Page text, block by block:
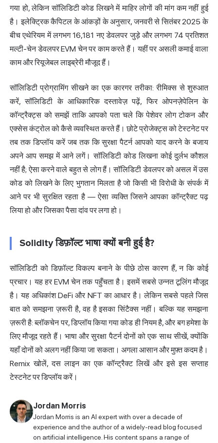
गया हो, लेकिन सॉलिडिटी कोड लिखने में माहिर लोगों की मांग कम नहीं हुई
है।इलेक्ट्रिक कैपिटल केआंकड़ों के अनुसार, जनवरी से सितंबर 2025 के
बीच एथेरियम में लगभग 16,181 नए डेवलपर जुड़े और लगभग 74 प्रतिशत
मल्टी-चेन डेवलपर EVM चेन पर काम करते हैं। यहीं पर असली कमाई वाला
काम और रियूजेबल लाइब्रेरी मौजूद हैं।
सॉलिडिटी प्रोग्रामिंग सीखने का एक कारगर तरीका: रीमिक्स से शुरुआत
करें, सॉलिडिटी के आधिकारिक दस्तावेज़ पढ़ें, फिर ओपनज़ेपेलिन के
कॉन्ट्रैक्ट्स को समझें ताकि आपको पता चले कि पेशेवर लोग टोकन और
एक्सेस कंट्रोल को कैसे व्यवस्थित करते हैं। छोटे प्रोजेक्ट्स को टेस्टनेट पर
तब तक डिप्लॉय करें जब तक कि सुरक्षा पैटर्न आपको याद करने के बजाय
अपने आप समझ में आने लगें। सॉलिडिटी कोड लिखना कोई दुर्लभ कौशल
नहीं है; ऐसा करने वाले बहुत से लोग हैं। सॉलिडिटी डेवलपर को असल में उस
कोड को लिखने के लिए भुगतान मिलता है जो किसी भी विरोधी के संपर्क में
आने पर भी सुरक्षित रहता है — ऐसा व्यक्ति जिसने आपका कॉन्ट्रैक्ट पढ़
लिया हो और जिसका पैसा दांव पर लगा हो।
Solidity डिफ़ॉल्ट भाषा क्यों बनी हुई है?
सॉलिडिटी को डिफ़ॉल्ट विकल्प बनाने के पीछे ठोस कारण हैं, न कि कोई
प्रचार। यह हर EVM चेन तक पहुँचता है। इसमें सबसे उन्नत टूलिंग मौजूद
है। यह अधिकांश DeFi और NFT का आधार है। लेकिन सबसे पहले जिस
बात को समझना ज़रूरी है, वह है इसका सिंटैक्स नहीं। बल्कि यह समझना
ज़रूरी है: ब्लॉकचेन पर, डिप्लॉय किया गया कोड ही नियम है, और बग हमेशा के
लिए मौजूद रहते हैं। भाषा और सुरक्षा पैटर्न दोनों को एक साथ सीखें, क्योंकि
यहाँ दोनों को अलग नहीं किया जा सकता। अगला आसान और मुफ़्त कदम है।
Remix खोलें, दस लाइन का एक कॉन्ट्रैक्ट लिखें और इसे इस सप्ताह
टेस्टनेट पर डिप्लॉय करें।
Jordan Morris
Jordan Morris is an AI expert with over a decade of
experience and the author of a widely-read blog focused
on artificial intelligence. His content spans a range of